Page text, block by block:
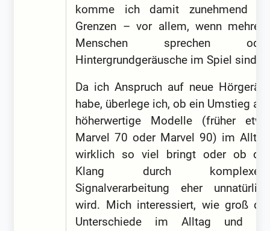
komme ich damit zunehmend an
Grenzen – vor allem, wenn mehrere
Menschen sprechen oder
Hintergrundgeräusche im Spiel sind.
Da ich Anspruch auf neue Hörgeräte
habe, überlege ich, ob ein Umstieg auf
höherwertige Modelle (früher etwa
Marvel 70 oder Marvel 90) im Alltag
wirklich so viel bringt oder ob der
Klang durch komplexere
Signalverarbeitung eher unnatürlich
wird. Mich interessiert, wie groß die
Unterschiede im Alltag und im